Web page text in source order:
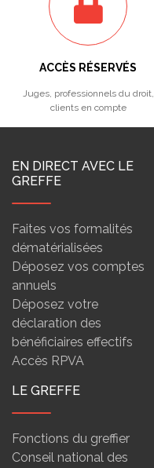
ACCÈS RÉSERVÉS
Juges, professionnels du droit,
clients en compte
EN DIRECT AVEC LE
GREFFE
Faites vos formalités
dématérialisées
Déposez vos comptes
annuels
Déposez votre
déclaration des
bénéficiaires effectifs
Accès RPVA
LE GREFFE
Fonctions du greffier
Conseil national des